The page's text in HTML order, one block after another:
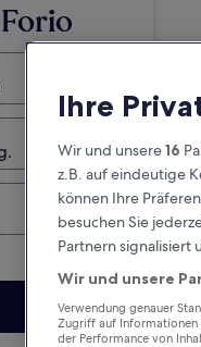
Ihre
Wir und unsere16
z.B. auf eindeutige
können Ihre
besuchen Sie
Partnern signalisiert
Wir und unsere
Verwendung genauer
Zugriff auf Informationen
der Performance von